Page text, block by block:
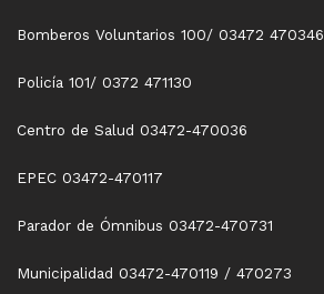
Bomberos Voluntarios 100/ 03472 470346
Policía 101/ 0372 471130
Centro de Salud 03472-470036
EPEC 03472-470117
Parador de Ómnibus 03472-470731
Municipalidad 03472-470119 / 470273